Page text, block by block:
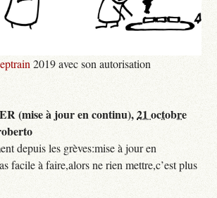
2019 avec son autorisation
(mise à jour en continu),21 octobre
depuis les grèves:mise à jour en
facile à faire,alors ne rien mettre,c’est plus